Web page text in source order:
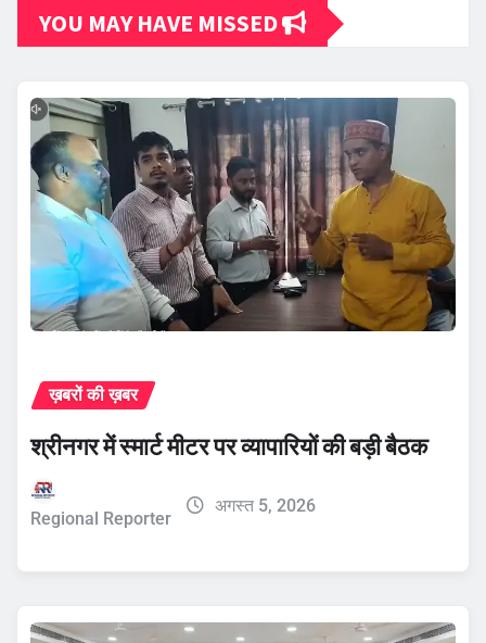
YOU MAY HAVE MISSED
ख़बरों की ख़बर
श्रीनगर में स्मार्ट मीटर पर व्यापारियों की बड़ी बैठक
Regional Reporter
अगस्त 5, 2026